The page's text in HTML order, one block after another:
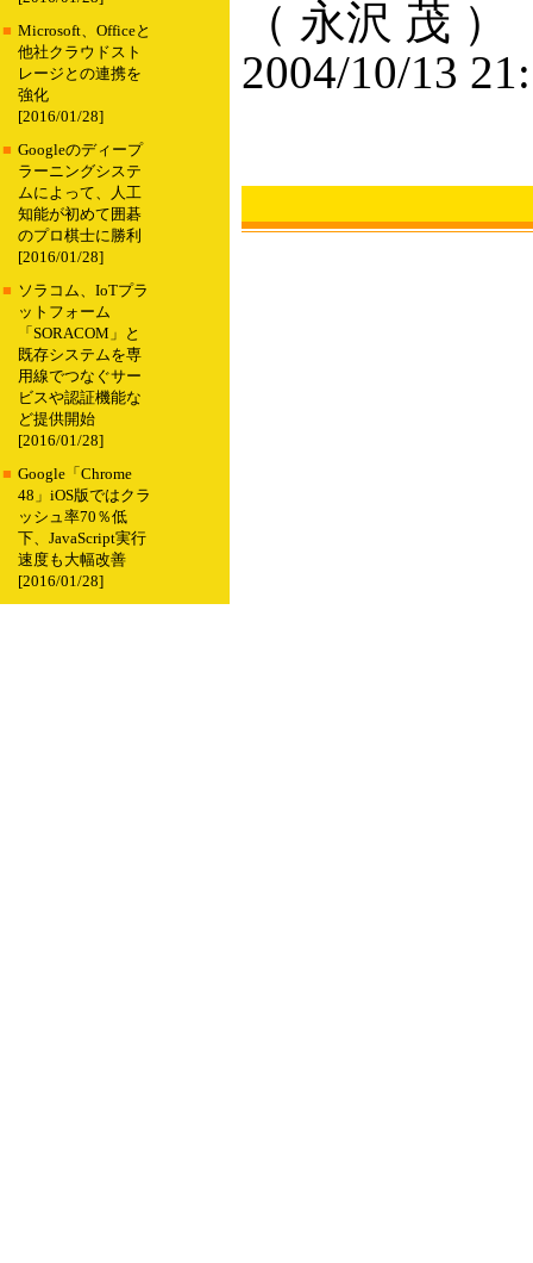
■ Microsoft、Officeと
他社クラウドスト
レージとの連携を
強化
[2016/01/28]
■ Googleのディープ
ラーニングシステ
ムによって、人工
知能が初めて囲碁
のプロ棋士に勝利
[2016/01/28]
■ ソラコム、IoTプラ
ットフォーム
「SORACOM」と
既存システムを専
用線でつなぐサー
ビスや認証機能な
ど提供開始
[2016/01/28]
■ Google「Chrome
48」iOS版ではクラ
ッシュ率70％低
下、JavaScript実行
速度も大幅改善
[2016/01/28]
（ 永沢 茂 ）
2004/10/13